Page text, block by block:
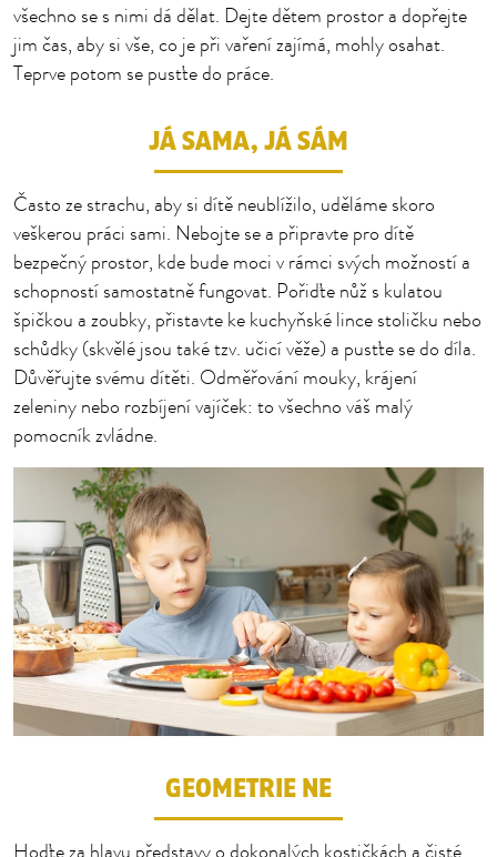
všechno se s nimi dá dělat. Dejte dětem prostor a dopřejte
jim čas, aby si vše, co je při vaření zajímá, mohly osahat.
Teprve potom se pusťte do práce.
JÁ SAMA, JÁ SÁM
Často ze strachu, aby si dítě neublížilo, uděláme skoro
veškerou práci sami. Nebojte se a připravte pro dítě
bezpečný prostor, kde bude moci v rámci svých možností a
schopností samostatně fungovat. Pořiďte nůž s kulatou
špičkou a zoubky, přistavte ke kuchyňské lince stoličku nebo
schůdky (skvělé jsou také tzv. učicí věže) a pusťte se do díla.
Důvěřujte svému dítěti. Odměřování mouky, krájení
zeleniny nebo rozbíjení vajíček: to všechno váš malý
pomocník zvládne.
GEOMETRIE NE